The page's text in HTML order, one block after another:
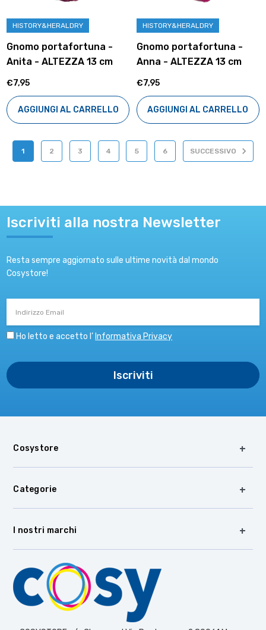
HISTORY&HERALDRY
Gnomo portafortuna -
Anita - ALTEZZA 13 cm
€7,95
AGGIUNGI AL CARRELLO
HISTORY&HERALDRY
Gnomo portafortuna -
Anna - ALTEZZA 13 cm
€7,95
AGGIUNGI AL CARRELLO
1 2 3 4 5 6 SUCCESSIVO
Iscriviti alla nostra Newsletter
Resta sempre aggiornato sulle ultime novità dal mondo
Cosystore!
Ho letto e accetto l’ Informativa Privacy
Cosystore
Categorie
I nostri marchi